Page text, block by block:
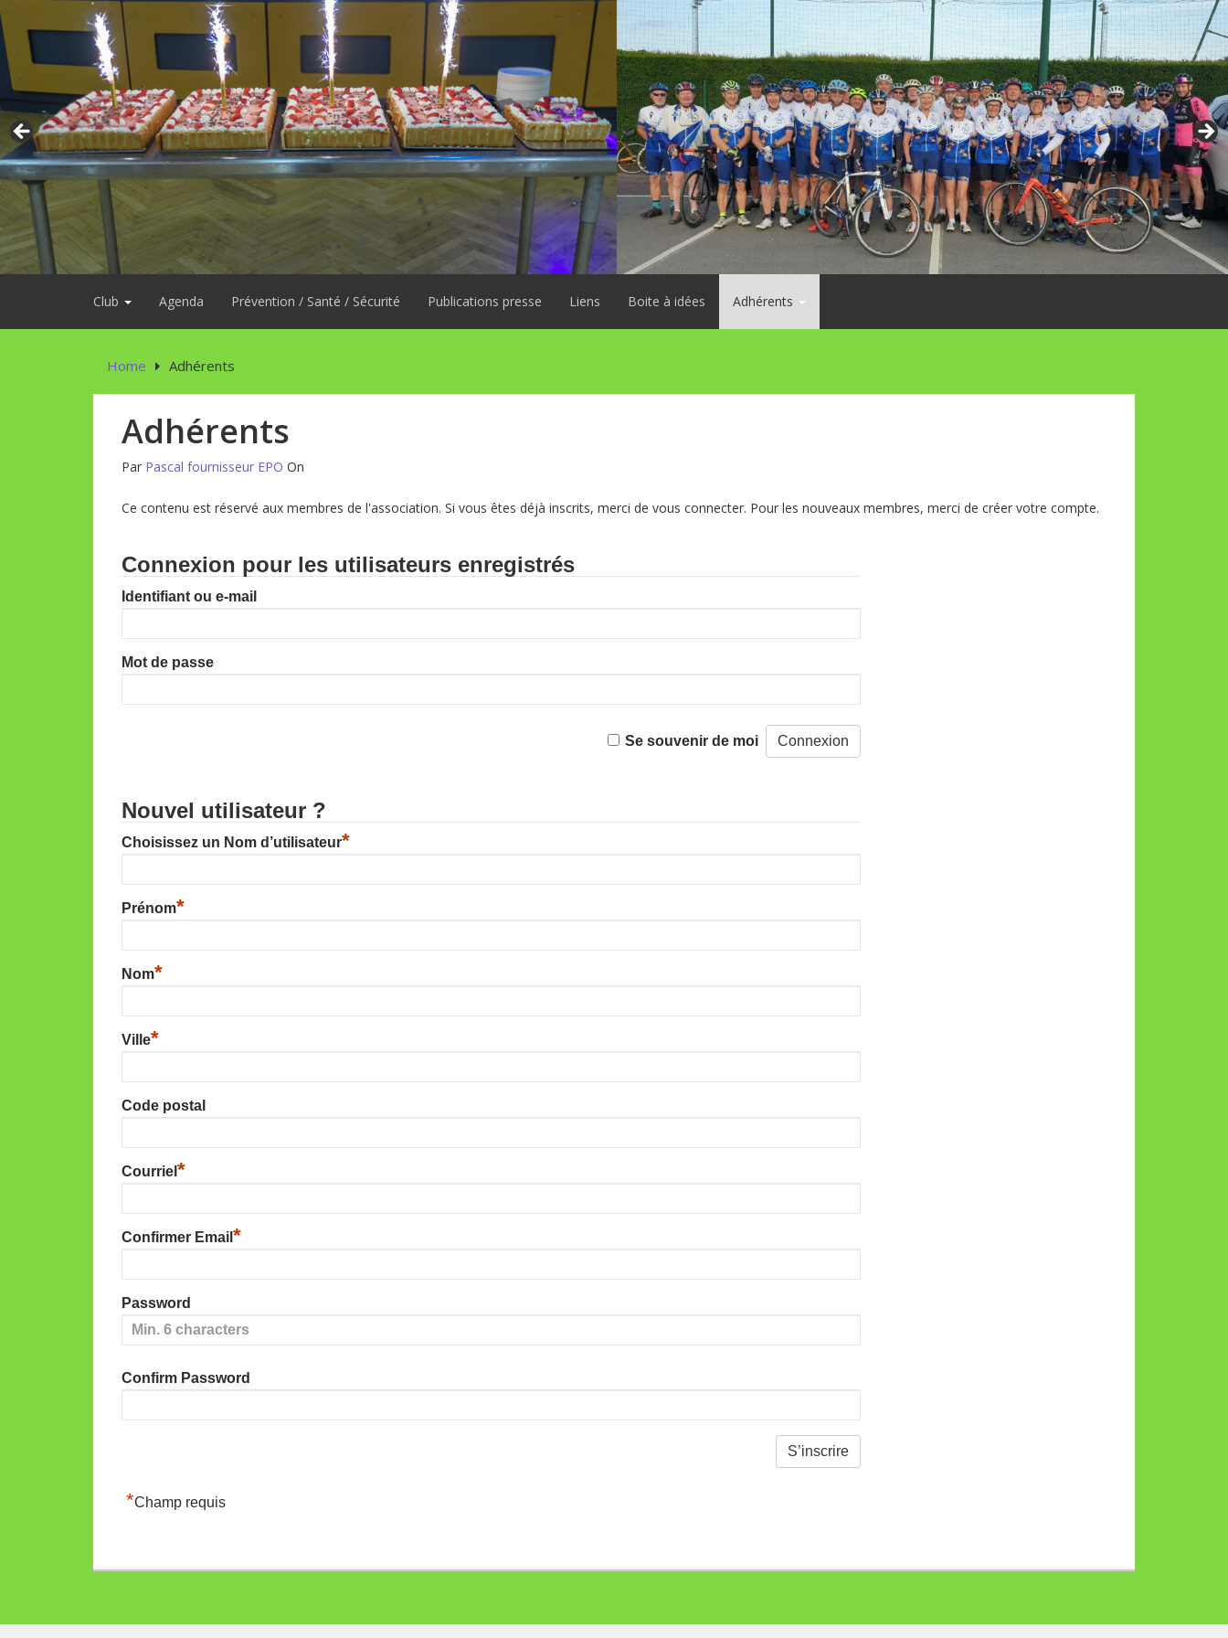
to
content
Club Agenda Prévention / Santé / Sécurité Publications presse Liens Boite à idées Adhérents
Home Adhérents
Adhérents
Par Pascal fournisseur EPO On
Ce contenu est réservé aux membres de l'association. Si vous êtes déjà inscrits, merci de vous connecter. Pour les nouveaux membres, merci de créer votre compte.
Connexion pour les utilisateurs enregistrés
Identifiant ou e-mail
Mot de passe
Se souvenir de moi
Nouvel utilisateur ?
Choisissez un Nom d’utilisateur*
Prénom*
Nom*
Ville*
Code postal
Courriel *
Confirmer Email *
Password
Confirm Password
*Champ requis